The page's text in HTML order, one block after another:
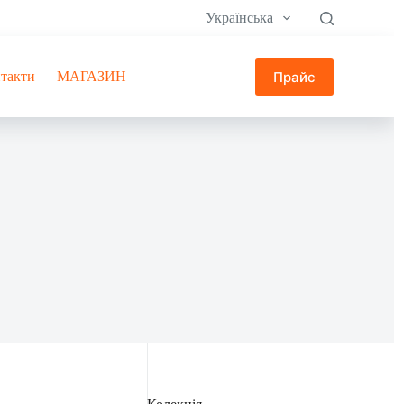
Українська
МАГАЗИН Прайс